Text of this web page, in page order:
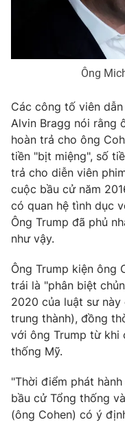
THỜI BÁO VTV
Theo dõi báo trên
Cơ quan chủ quản:
Cơ quan báo chí:Thời
Giấy phép hoạt động
cấp ngày 29/12/2023
Tổng Biên tập: Vũ
Phó Tổng Biên tập:
Nguyễn Trọng Ninh
Ðiện thoại Thời báo VTV:
Email:toasoan@vtv.vn
Ông
Các công tố viên
Alvin Bragg nói rằng
hoàn trả cho ông
tiền "bịt miệng", số
trả cho diễn viên
cuộc bầu cử năm
có quan hệ tình dục
Ông Trump đã phủ
như vậy.
Ông Trump kiện ông
trái là "phân biệt
2020 của luật sư
trung thành), đồng
với ông Trump từ khi
thống Mỹ.
"Thời điểm phát hành
bầu cử Tổng thống
(ông Cohen) có ý